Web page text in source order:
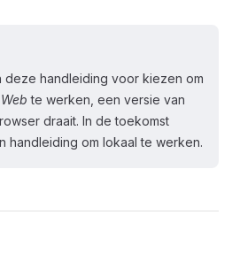
deze handleiding voor kiezen om
te werken, een versie van
draait. In de toekomst
handleiding om lokaal te werken.